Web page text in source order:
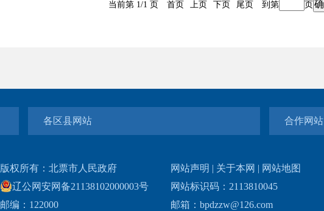
当前第 1/1 页 首页 上页 下页 尾页 到第 页
各区县网站 合作网站
版权所有：北票市人民政府
辽公网安网备21138102000003号
邮编：122000
网站声明 | 关于本网 | 网站地图
网站标识码：2113810045
邮箱：bpdzzw@126.com